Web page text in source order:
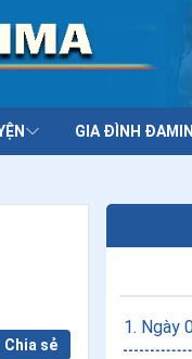
GIA ĐÌNH
Chia sẻ
1. Ngày